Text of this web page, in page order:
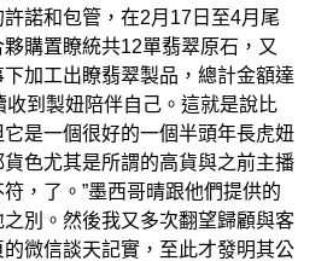
諾和包管，在2月17日至4月尾
購置瞭統共12單翡翠原石，又
加工出瞭翡翠製品，總計金額達
到製妞陪伴自己。這就是說比
是一個很好的一個半頭年長虎妞
色尤其是所謂的高貨與之前主播
，了。”墨西哥晴跟他們提供的
別。然後我又多次翻望歸顧與客
微信談天記實，至此才發明其公